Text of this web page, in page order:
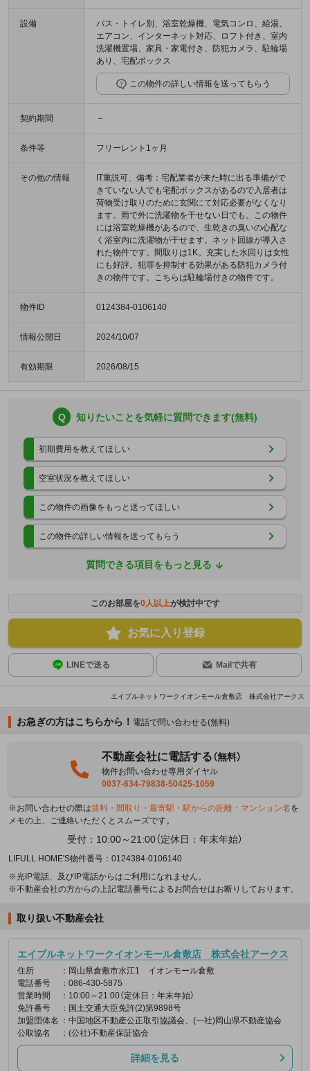
設備
バス・トイレ別、浴室乾燥機、電気コンロ、給湯、
エアコン、インターネット対応、ロフト付き、室内
洗濯機置場、家具・家電付き、防犯カメラ、駐輪場
あり、宅配ボックス
この物件の詳しい情報を送ってもらう
契約期間 －
条件等 フリーレント1ヶ月
その他の情報
IT重説可、備考：宅配業者が来た時に出る準備がで
きていない人でも宅配ボックスがあるので入居者は
荷物受け取りのために玄関にて対応必要がなくなり
ます。雨で外に洗濯物を干せない日でも、この物件
には浴室乾燥機があるので、生乾きの臭いの心配な
く浴室内に洗濯物が干せます。ネット回線が導入さ
れた物件です。間取りは1K。充実した水回りは女性
にも好評。犯罪を抑制する効果がある防犯カメラ付
きの物件です。こちらは駐輪場付きの物件です。
物件ID 0124384-0106140
情報公開日 2024/10/07
有効期限 2026/08/15
Q 知りたいことを気軽に質問できます(無料)
初期費用を教えてほしい
空室状況を教えてほしい
この物件の画像をもっと送ってほしい
この物件の詳しい情報を送ってもらう
質問できる項目をもっと見る
このお部屋を0人以上が検討中です
お気に入り登録
LINEで送る Mailで共有
エイブルネットワークイオンモール倉敷店 株式会社アークス
お急ぎの方はこちらから！ 電話で問い合わせる(無料)
不動産会社に電話する（無料）
物件お問い合わせ専用ダイヤル
0037-634-79838-50425-1059
※お問い合わせの際は賃料・間取り・最寄駅・駅からの距離・マンション名 を
メモの上、ご連絡いただくとスムーズです。
受付：10:00～21:00（定休日：年末年始）
LIFULL HOME'S物件番号：0124384-0106140
※光IP電話、及びIP電話からはご利用になれません。
※不動産会社の方からの上記電話番号によるお問合せはお断りしております。
取り扱い不動産会社
エイブルネットワークイオンモール倉敷店 株式会社アークス
住所
：岡山県倉敷市水江1 イオンモール倉敷
電話番号
：086-430-5875
営業時間
：10:00～21:00（定休日：年末年始）
免許番号
：国土交通大臣免許(2)第9898号
加盟団体名
：中国地区不動産公正取引協議会、(一社)岡山県不動産協会
公取協名
：(公社)不動産保証協会
詳細を見る